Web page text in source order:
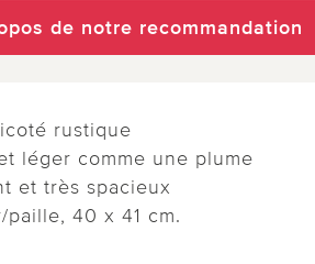
de notre recommandation
rustique
léger comme une plume
et très spacieux
paille, 40 x 41 cm.